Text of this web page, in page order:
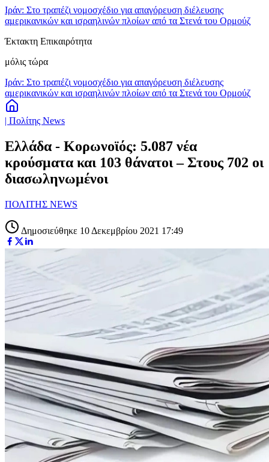
Ιράν: Στο τραπέζι νομοσχέδιο για απαγόρευση διέλευσης
αμερικανικών και ισραηλινών πλοίων από τα Στενά του Ορμούζ
Έκτακτη Επικαιρότητα
μόλις τώρα
Ιράν: Στο τραπέζι νομοσχέδιο για απαγόρευση διέλευσης
αμερικανικών και ισραηλινών πλοίων από τα Στενά του Ορμούζ
| Πολίτης News
Ελλάδα - Κορωνοϊός: 5.087 νέα
κρούσματα και 103 θάνατοι – Στους 702 οι
διασωληνωμένοι
ΠΟΛΙΤΗΣ NEWS
Δημοσιεύθηκε 10 Δεκεμβρίου 2021 17:49